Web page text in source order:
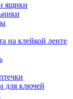
ящики
на клейкой ленте
для ключей